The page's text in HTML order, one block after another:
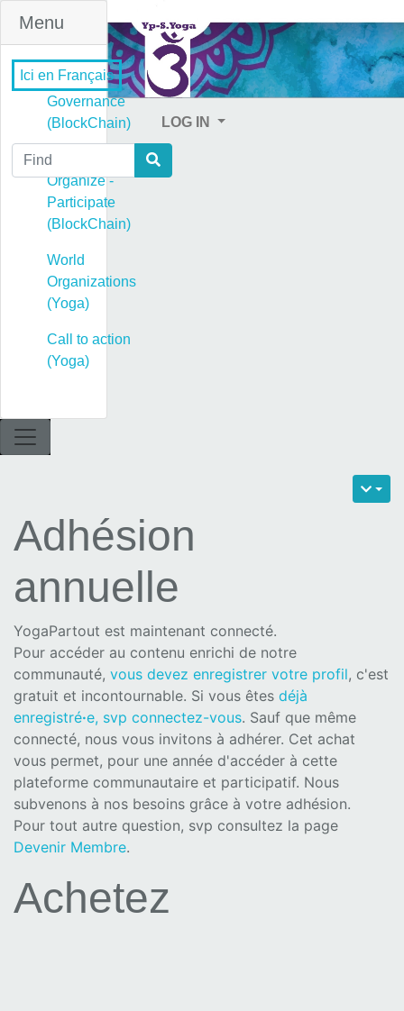
Menu
Governance
(BlockChain)
Governance -
Organize -
Participate
(BlockChain)
World
Organizations
(Yoga)
Call to action
(Yoga)
Ici en Français
LOG IN
Find
Adhésion
annuelle
YogaPartout est maintenant connecté.
Pour accéder au contenu enrichi de notre
communauté, vous devez enregistrer votre profil, c'est
gratuit et incontournable. Si vous êtes déjà
enregistré·e, svp connectez-vous. Sauf que même
connecté, nous vous invitons à adhérer. Cet achat
vous permet, pour une année d'accéder à cette
plateforme communautaire et participatif. Nous
subvenons à nos besoins grâce à votre adhésion.
Pour tout autre question, svp consultez la page
Devenir Membre.
Achetez